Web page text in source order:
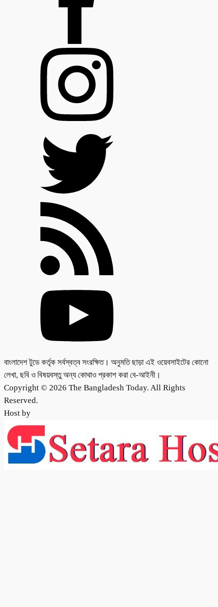
বাংলাদেশ টুডে কর্তৃক সর্বস্বত্ব সংরক্ষিত। অনুমতি ছাড়া এই ওয়েবসাইটের কোনো
লেখা, ছবি ও বিষয়বস্তু অন্য কোথাও প্রকাশ করা বে-আইনী।
Copyright © 2026 The Bangladesh Today. All Rights
Reserved.
Host by